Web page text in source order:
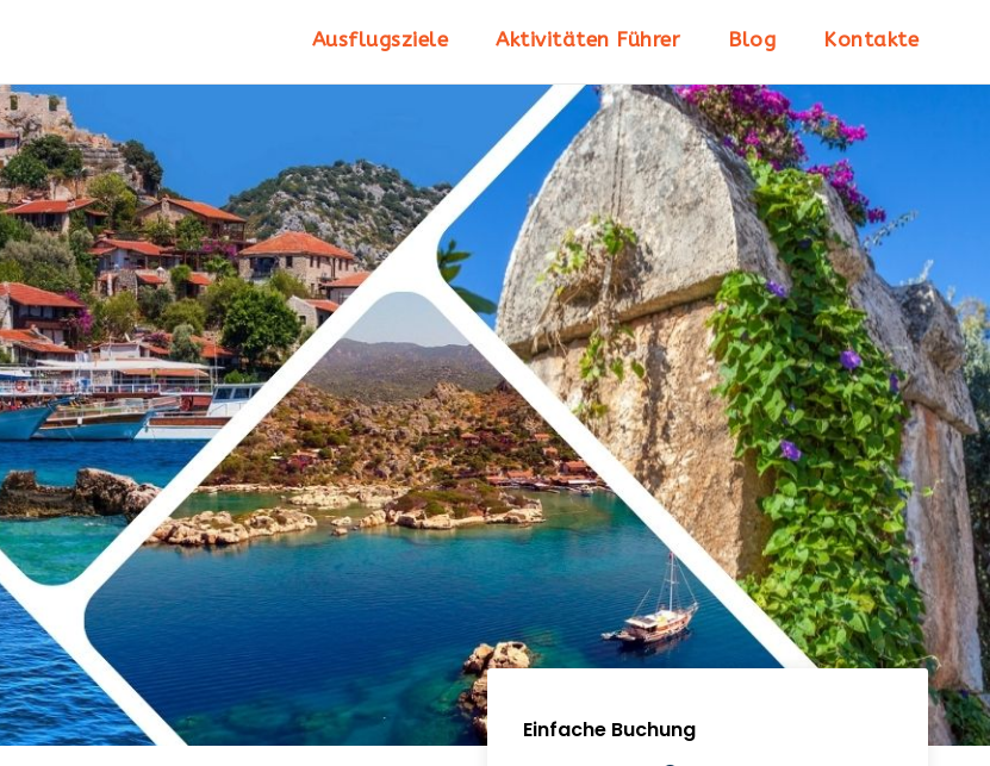
Ausflugsziele Aktivitäten Führer Blog Kontakte
Einfache Buchung